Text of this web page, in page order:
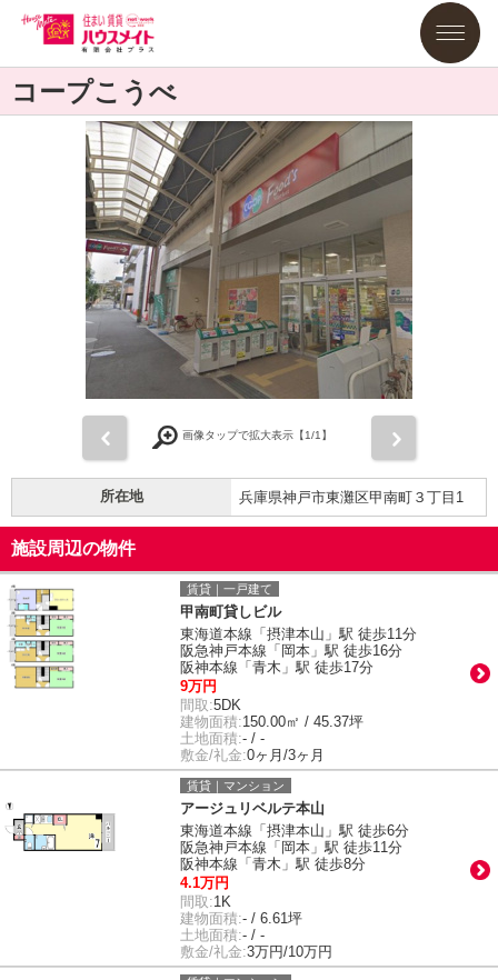
コープこうべ
画像タップで拡大表示【1/1】
所在地 兵庫県神戸市東灘区甲南町３丁目1
施設周辺の物件
賃貸｜一戸建て
甲南町貸しビル
東海道本線「摂津本山」駅 徒歩11分
阪急神戸本線「岡本」駅 徒歩16分
阪神本線「青木」駅 徒歩17分
9万円
間取:5DK
建物面積:150.00㎡ / 45.37坪
土地面積:- / -
敷金/礼金:0ヶ月/3ヶ月
賃貸｜マンション
アージュリベルテ本山
東海道本線「摂津本山」駅 徒歩6分
阪急神戸本線「岡本」駅 徒歩11分
阪神本線「青木」駅 徒歩8分
4.1万円
間取:1K
建物面積:- / 6.61坪
土地面積:- / -
敷金/礼金:3万円/10万円